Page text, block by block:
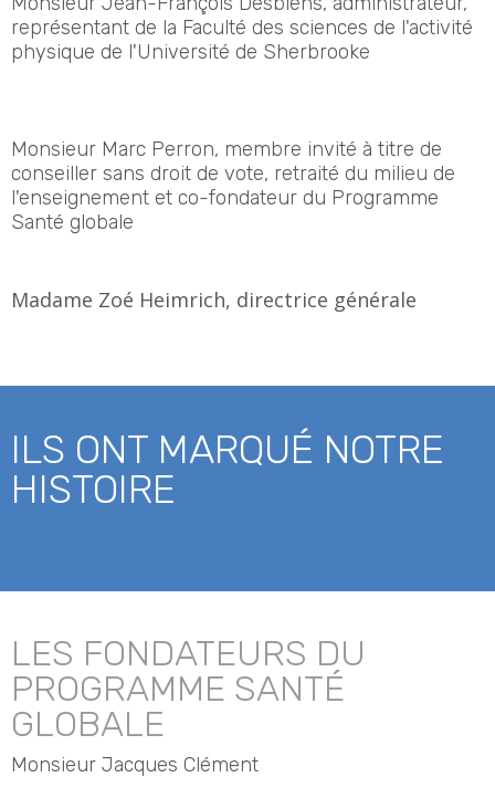
représentant de la Faculté des sciences de l'activité
physique de l'Université de Sherbrooke
Monsieur Marc Perron, membre invité à titre de
conseiller sans droit de vote, retraité du milieu de
l'enseignement et co-fondateur du Programme
Santé globale
Madame Zoé Heimrich, directrice générale
ILS ONT MARQUÉ NOTRE
HISTOIRE
LES FONDATEURS DU
PROGRAMME SANTÉ
GLOBALE
Monsieur Jacques Clément